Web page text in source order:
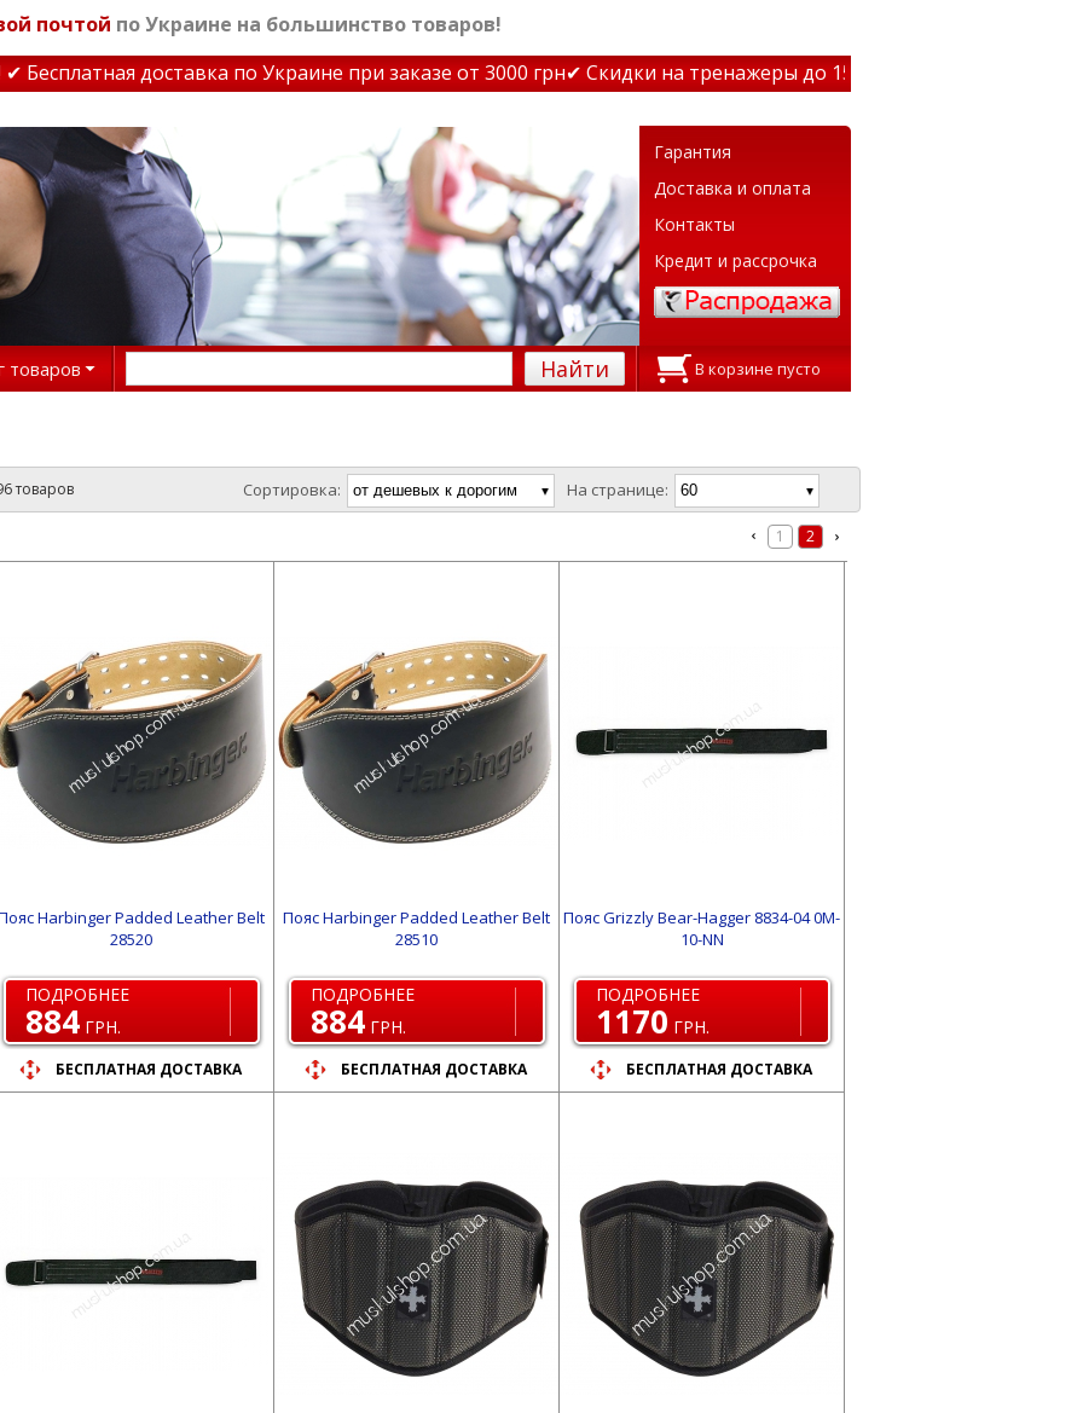
почтой по Украине на большинство товаров!
доставка по Украине при заказе от 3000 грн✔ Скидки на тренажеры до 15% Звони! ✔ Бесплатная
Гарантия
Доставка и оплата
Контакты
Кредит и рассрочка
товаров Найти В корзине пусто
товаров Сортировка: На странице:
1 2
Harbinger Padded Leather Belt
28520
ПОДРОБНЕЕ
884 ГРН.
БЕСПЛАТНАЯ ДОСТАВКА
Пояс Harbinger Padded Leather Belt
28510
ПОДРОБНЕЕ
884 ГРН.
БЕСПЛАТНАЯ ДОСТАВКА
Пояс Grizzly Bear-Hagger 8834-04 0M-
10-NN
ПОДРОБНЕЕ
1170 ГРН.
БЕСПЛАТНАЯ ДОСТАВКА